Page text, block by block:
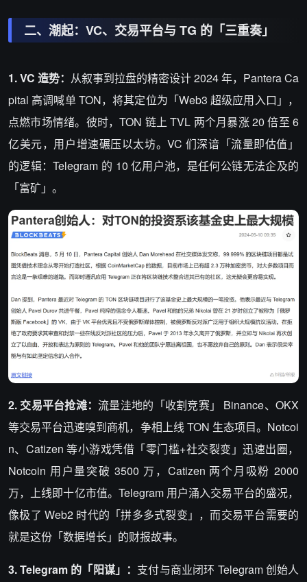
二、潮起：VC、交易平台与 TG 的「三重奏」​
1. VC 造势： 从叙事到拉盘的精密设计 2024 年，Pantera Ca
pital 高调喊单 TON，将其定位为「Web3 超级应用入口」，
点燃市场情绪。彼时，TON 链上 TVL 两个月暴涨 20 倍至 6
亿美元，用户增速碾压以太坊。VC 们深谙「流量即估值」
的逻辑：Telegram 的 10 亿用户池，是任何公链无法企及的
「富矿」。
2. 交易平台抢滩：流量洼地的「收割竞赛」​ Binance、OKX
等交易平台迅速嗅到商机，争相上线 TON 生态项目。Notcoi
n、Catizen 等小游戏凭借「零门槛+社交裂变」迅速出圈，
Notcoin 用户量突破 3500 万，Catizen 两个月吸粉 2000
万，上线即十亿市值。Telegram 用户涌入交易平台的盛况，
像极了 Web2 时代的「拼多多式裂变」，而交易平台需要的
就是这份「数据增长」的财报故事。
3. Telegram 的「阳谋」： 支付与商业闭环 Telegram 创始人